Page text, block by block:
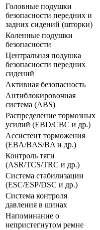
Головные подушки
безопасности передних и
задних сидений (шторки)
Коленные подушки
безопасности
Центральная подушка
безопасности передних
сидений
Активная безопасность
Антиблокировочная
система (ABS)
Распределение тормозных
усилий (EBD/CBC и др.)
Ассистент торможения
(EBA/BAS/BA и др.)
Контроль тяги
(ASR/TCS/TRC и др.)
Система стабилизации
(ESC/ESP/DSC и др.)
Система контроля
давления в шинах
Напоминание о
непристегнутом ремне